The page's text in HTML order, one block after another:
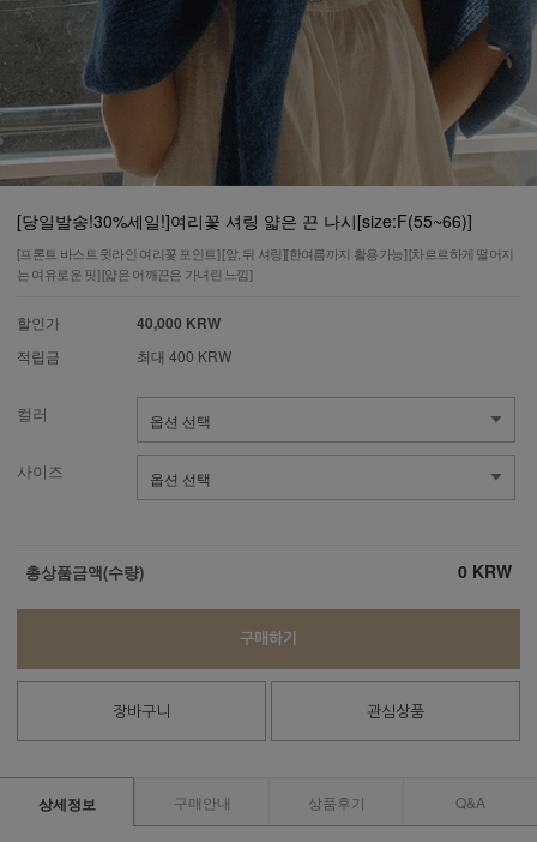
[당일발송!30%세일!]여리꽃 셔링 얇은 끈 나시[size:F(55~66)]
[프론트 바스트 윗라인 여리꽃 포인트] [앞, 뒤 셔링][한여름까지 활용가능] [차르르하게 떨어지
는 여유로운 핏] [얇은 어깨끈은 가녀린 느낌]
할인가 40,000 KRW
적립금 최대 400 KRW
컬러
사이즈
총상품금액(수량) 0 KRW
구매하기
장바구니 관심상품
상세정보 구매안내 상품후기 Q&A